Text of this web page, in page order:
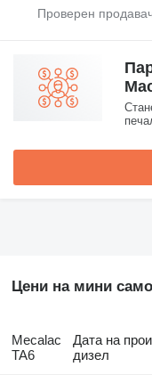
Цени на мини
Mecalac
TA6
Дата на
дизел